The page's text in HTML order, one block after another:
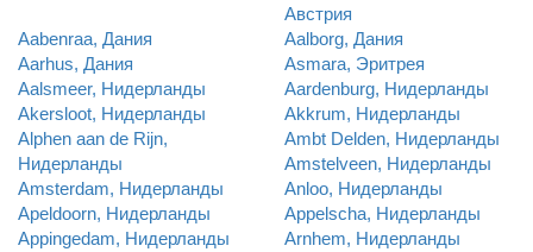
Австрия
Aabenraa, Дания
Aalborg, Дания
Aarhus, Дания
Asmara, Эритрея
Aalsmeer, Нидерланды
Aardenburg, Нидерланды
Akersloot, Нидерланды
Akkrum, Нидерланды
Alphen aan de Rijn,
Нидерланды
Ambt Delden, Нидерланды
Amstelveen, Нидерланды
Amsterdam, Нидерланды
Anloo, Нидерланды
Apeldoorn, Нидерланды
Appelscha, Нидерланды
Appingedam, Нидерланды
Arnhem, Нидерланды